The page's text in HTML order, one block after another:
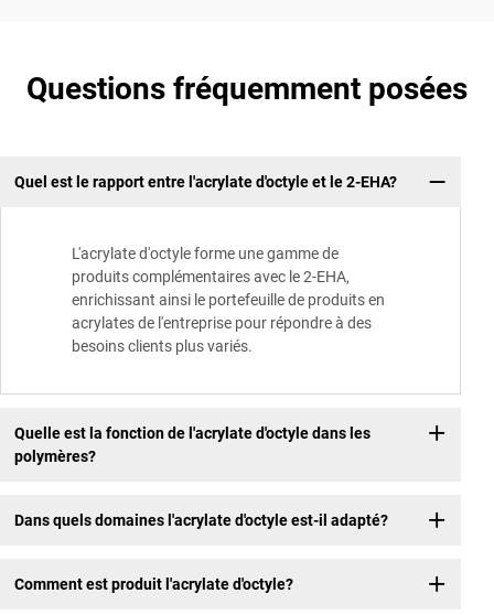
Questions fréquemment posées
Quel est le rapport entre l'acrylate d'octyle et le 2-EHA?
L'acrylate d'octyle forme une gamme de
produits complémentaires avec le 2-EHA,
enrichissant ainsi le portefeuille de produits en
acrylates de l'entreprise pour répondre à des
besoins clients plus variés.
Quelle est la fonction de l'acrylate d'octyle dans les
polymères?
Dans quels domaines l'acrylate d'octyle est-il adapté?
Comment est produit l'acrylate d'octyle?